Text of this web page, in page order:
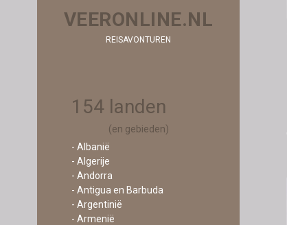
VEERONLINE.NL
REISAVONTUREN
154 landen
(en gebieden)
- Albanië
- Algerije
- Andorra
- Antigua en Barbuda
- Argentinië
- Armenië